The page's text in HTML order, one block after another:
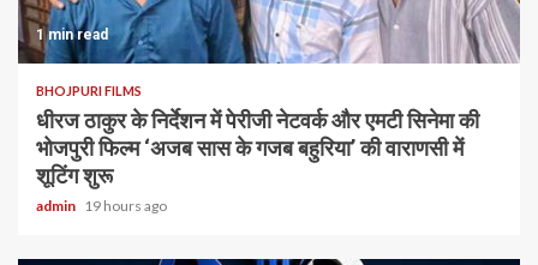
1 min read
BHOJPURI FILMS
धीरज ठाकुर के निर्देशन में पेरीजी नेटवर्क और एमटी सिनेमा की
भोजपुरी फिल्म ‘अजब सास के गजब बहुरिया’ की वाराणसी में
शूटिंग शुरू
admin 19 hours ago